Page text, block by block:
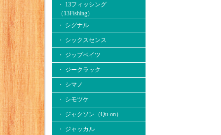
・ 13フィッシング
（13Fishing）
・ シグナル
・ シックスセンス
・ ジップベイツ
・ ジークラック
・ シマノ
・ シモツケ
・ ジャクソン（Qu-on）
・ ジャッカル